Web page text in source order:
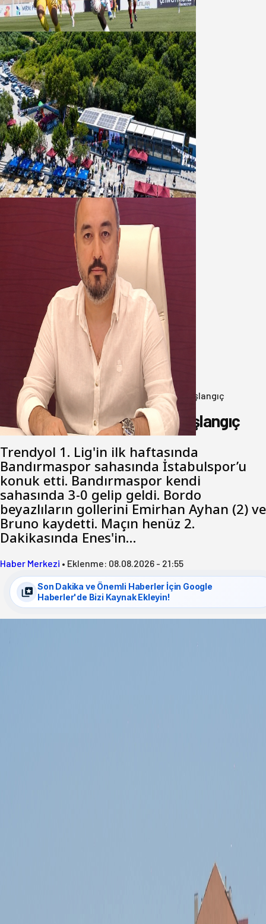
08 Ağustos 2026
Bandırma Belediyesinden
Şirinçavuş’a hayat veren tesis
08 Ağustos 2026
Oğuzbeyi’nden Balıkesirspor
yönetimine cevap : Herkes kendine
yakışanı yapar, buluttan nem
kapmayın!
07 Ağustos 2026
Anasayfa/ Genel/Bandırmaspor’dan 3 gollü başlangıç
Bandırmaspor’dan 3 gollü başlangıç
Trendyol 1. Lig'in ilk haftasında
Bandırmaspor sahasında İstabulspor’u
konuk etti. Bandırmaspor kendi
sahasında 3-0 gelip geldi. Bordo
beyazlıların gollerini Emirhan Ayhan (2) ve
Bruno kaydetti. Maçın henüz 2.
Dakikasında Enes'in…
Haber Merkezi • Eklenme: 08.08.2026 - 21:55
Son Dakika ve Önemli Haberler İçin Google
Haberler'de Bizi Kaynak Ekleyin!